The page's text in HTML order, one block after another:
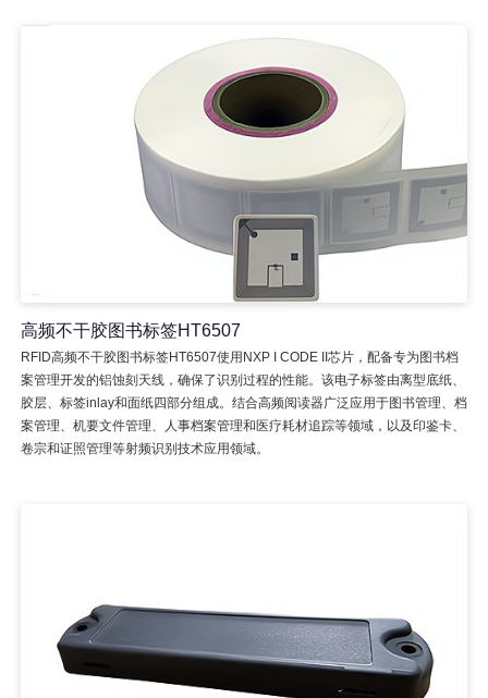
高频不干胶图书标签HT6507
RFID高频不干胶图书标签HT6507使用NXP I CODE II芯片，配备专为图书档
案管理开发的铝蚀刻天线，确保了识别过程的性能。该电子标签由离型底纸、
胶层、标签inlay和面纸四部分组成。结合高频阅读器广泛应用于图书管理、档
案管理、机要文件管理、人事档案管理和医疗耗材追踪等领域，以及印鉴卡、
卷宗和证照管理等射频识别技术应用领域。